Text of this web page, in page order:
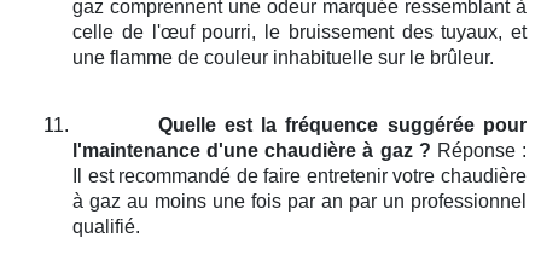
gaz comprennent une odeur marquée ressemblant à
celle de l'œuf pourri, le bruissement des tuyaux, et
une flamme de couleur inhabituelle sur le brûleur.
11.
Quelle est la fréquence suggérée pour
l'maintenance d'une chaudière à gaz ? Réponse :
Il est recommandé de faire entretenir votre chaudière
à gaz au moins une fois par an par un professionnel
qualifié.